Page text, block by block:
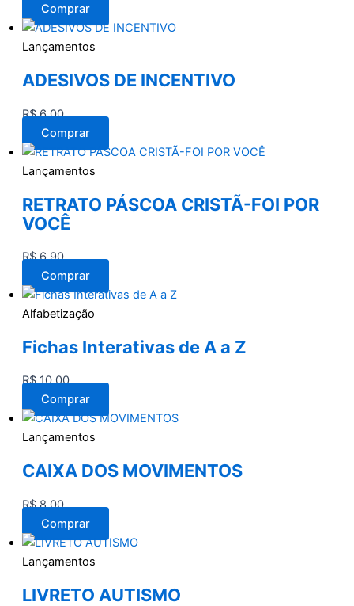
Comprar
Lançamentos
ADESIVOS DE INCENTIVO
R$6,00
Comprar
Lançamentos
RETRATO PÁSCOA CRISTÃ-FOI POR
VOCÊ
R$6,90
Comprar
Alfabetização
Fichas Interativas de A a Z
R$10,00
Comprar
Lançamentos
CAIXA DOS MOVIMENTOS
R$8,00
Comprar
Lançamentos
LIVRETO AUTISMO